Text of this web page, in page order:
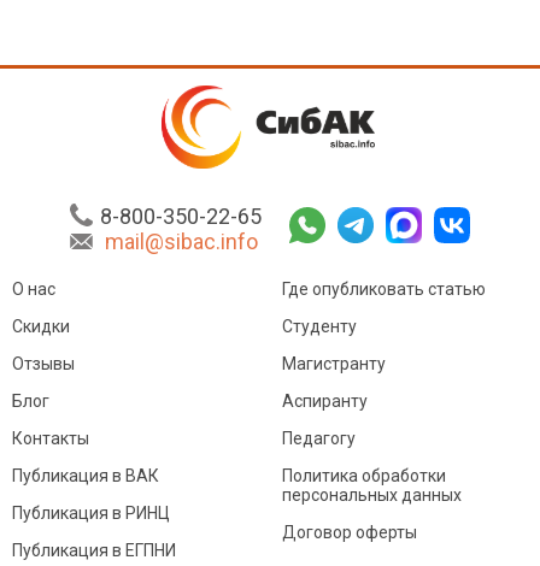
8-800-350-22-65
mail@sibac.info
О нас
Скидки
Отзывы
Блог
Контакты
Где опубликовать статью
Студенту
Магистранту
Аспиранту
Педагогу
Публикация в ВАК
Публикация в РИНЦ
Публикация в ЕГПНИ
Политика обработки
персональных данных
Договор оферты